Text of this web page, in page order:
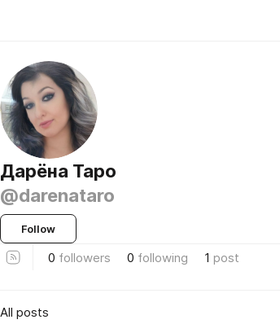
Дарёна Таро
@darenataro
Follow
0 followers 0 following 1 post
All posts